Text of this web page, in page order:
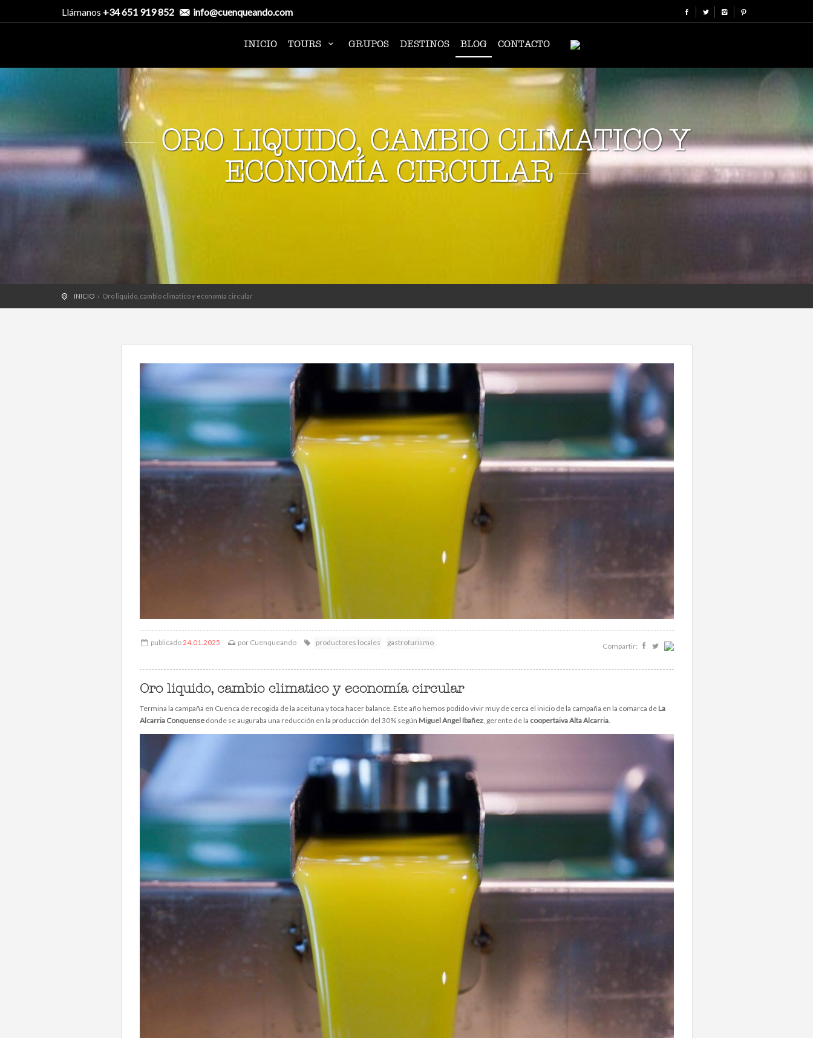
Llámanos +34 651 919 852 info@cuenqueando.com
INICIO TOURS GRUPOS DESTINOS BLOG CONTACTO
ORO LIQUIDO, CAMBIO CLIMATICO Y
ECONOMÍA CIRCULAR
INICIO Oro liquido, cambio climatico y economía circular
publicado24.01.2025 por Cuenqueando productores locales gastroturismo Compartir:
Oro liquido, cambio climatico y economía circular
Termina la campaña en Cuenca de recogida de la aceituna y toca hacer balance. Este año hemos podido vivir muy de cerca el inicio de la campaña en la comarca de La
Alcarria Conquense donde se auguraba una reducción en la producción del 30% según Miguel Angel Ibañez, gerente de la coopertaiva Alta Alcarria.